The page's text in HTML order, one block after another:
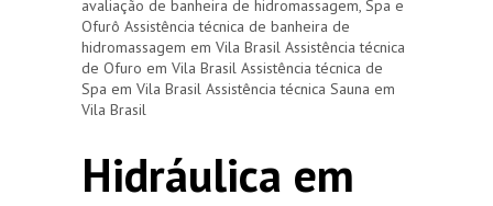
avaliação de banheira de hidromassagem, Spa e
Ofurô Assistência técnica de banheira de
hidromassagem em Vila Brasil Assistência técnica
de Ofuro em Vila Brasil Assistência técnica de
Spa em Vila Brasil Assistência técnica Sauna em
Vila Brasil
Hidráulica em